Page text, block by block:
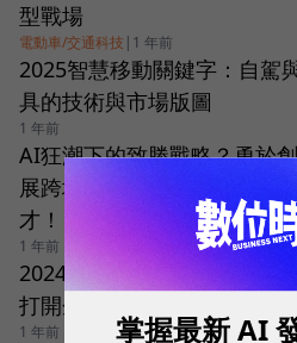
型戰場
電動車/交通科技 | 1 年前
2025智慧移動關鍵字：自駕
具的技術與市場版圖
1 年前
AI狂潮下的致勝戰略？勇於
展跨域應用，培育具AI 素養
才！
1 年前
2024 AI CEO工作坊第二期正
打開企業AI轉型的未來大門
1 年前 掌握最新 AI